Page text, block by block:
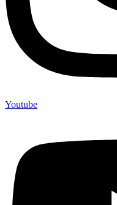
Youtube